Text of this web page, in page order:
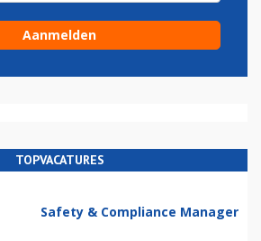
TOPVACATURES
Safety & Compliance Manager